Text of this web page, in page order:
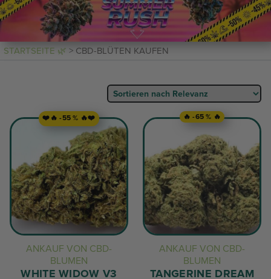
STARTSEITE 🌿 > CBD-BLÜTEN KAUFEN
❤️🔥 -55 % 🔥❤️
ANKAUF VON CBD-
BLUMEN
WHITE WIDOW V3
🔥 -65 % 🔥
ANKAUF VON CBD-
BLUMEN
TANGERINE DREAM